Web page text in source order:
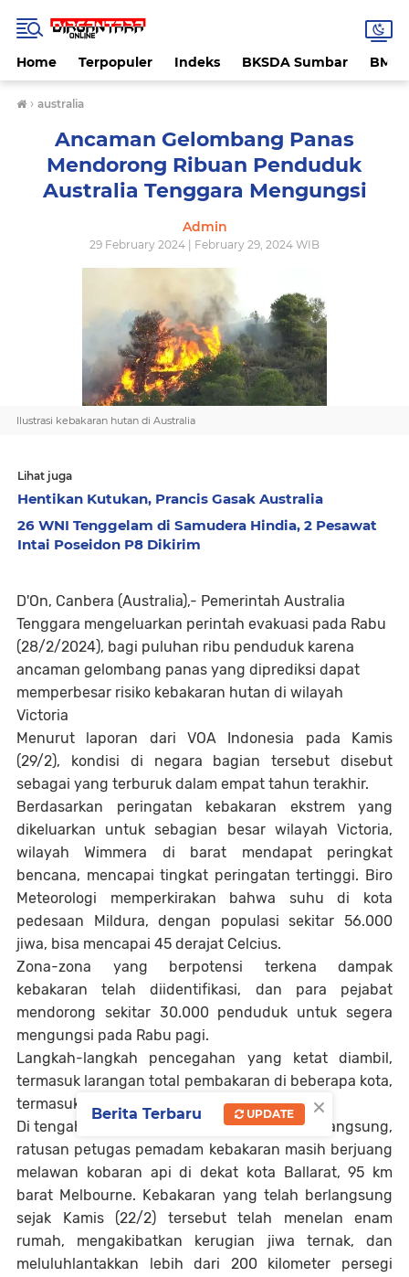
Home Terpopuler Indeks BKSDA Sumbar
› australia
Ancaman Gelombang Panas
Mendorong Ribuan Penduduk
Australia Tenggara Mengungsi
Admin
29 February 2024 | February 29, 2024 WIB
Ilustrasi kebakaran hutan di Australia
Lihat juga
Hentikan Kutukan, Prancis Gasak Australia
26 WNI Tenggelam di Samudera Hindia, 2 Pesawat
Intai Poseidon P8 Dikirim
D'On, Canbera (Australia),- Pemerintah Australia
Tenggara mengeluarkan perintah evakuasi pada Rabu
(28/2/2024), bagi puluhan ribu penduduk karena
ancaman gelombang panas yang diprediksi dapat
memperbesar risiko kebakaran hutan di wilayah
Victoria
Menurut laporan dari VOA Indonesia pada Kamis
(29/2), kondisi di negara bagian tersebut disebut
sebagai yang terburuk dalam empat tahun terakhir.
Berdasarkan peringatan kebakaran ekstrem yang
dikeluarkan untuk sebagian besar wilayah Victoria,
wilayah Wimmera di barat mendapat peringkat
bencana, mencapai tingkat peringatan tertinggi. Biro
Meteorologi memperkirakan bahwa suhu di kota
pedesaan Mildura, dengan populasi sekitar 56.000
jiwa, bisa mencapai 45 derajat Celcius.
Zona-zona yang berpotensi terkena dampak
kebakaran telah diidentifikasi, dan para pejabat
mendorong sekitar 30.000 penduduk untuk segera
mengungsi pada Rabu pagi.
Langkah-langkah pencegahan yang ketat diambil,
termasuk larangan total pembakaran di beberapa kota,
termasuk ibu kota negara bagian, Melbourne.
Di tengah upaya pemadaman yang terus berlangsung,
ratusan petugas pemadam kebakaran masih berjuang
melawan kobaran api di dekat kota Ballarat, 95 km
barat Melbourne. Kebakaran yang telah berlangsung
sejak Kamis (22/2) tersebut telah menelan enam
rumah, mengakibatkan kerugian jiwa ternak, dan
meluluhlantakkan lebih dari 200 kilometer persegi
×
Berita Terbaru UPDATE